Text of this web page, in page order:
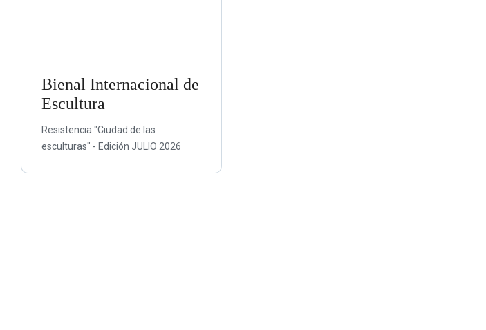
Bienal Internacional de
Escultura
Resistencia "Ciudad de las
esculturas" - Edición JULIO 2026